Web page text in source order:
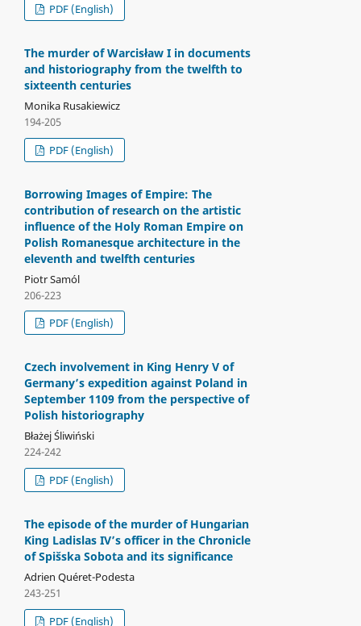
PDF (English)
The murder of Warcisław I in documents
and historiography from the twelfth to
sixteenth centuries
Monika Rusakiewicz
194-205
PDF (English)
Borrowing Images of Empire: The
contribution of research on the artistic
influence of the Holy Roman Empire on
Polish Romanesque architecture in the
eleventh and twelfth centuries
Piotr Samól
206-223
PDF (English)
Czech involvement in King Henry V of
Germany’s expedition against Poland in
September 1109 from the perspective of
Polish historiography
Błażej Śliwiński
224-242
PDF (English)
The episode of the murder of Hungarian
King Ladislas IV’s officer in the Chronicle
of Spišska Sobota and its significance
Adrien Quéret-Podesta
243-251
PDF (English)